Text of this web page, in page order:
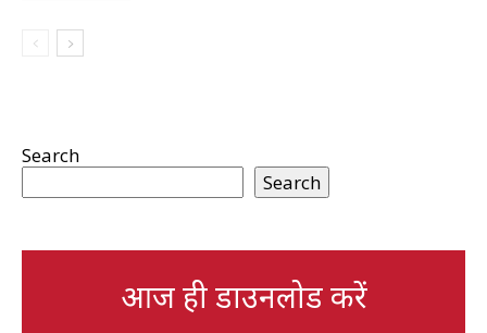
Search
Search
आज ही डाउनलोड करें